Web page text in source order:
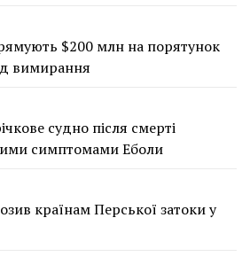
$200 млн на порятунок
вимирання
судно після смерті
симптомами Еболи
країнам Перської затоки у